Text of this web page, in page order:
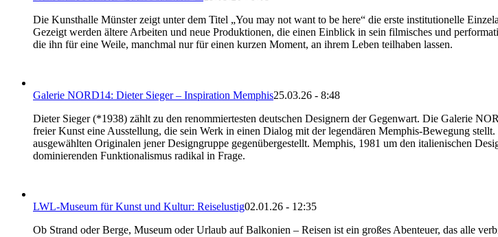
Die Kunsthalle Münster zeigt unter dem Titel „You may not want to be here“ die erste institutionelle
Gezeigt werden ältere Arbeiten und neue Produktionen, die einen Einblick in sein filmisches und
die ihn für eine Weile, manchmal nur für einen kurzen Moment, an ihrem Leben teilhaben lassen.
Galerie NORD14: Dieter Sieger – Inspiration Memphis25.03.26 - 8:48
Dieter Sieger (*1938) zählt zu den renommiertesten deutschen Designern der Gegenwart. Die Galerie
freier Kunst eine Ausstellung, die sein Werk in einen Dialog mit der legendären Memphis-Bewegung
ausgewählten Originalen jener Designgruppe gegenübergestellt. Memphis, 1981 um den italienischen
dominierenden Funktionalismus radikal in Frage.
LWL-Museum für Kunst und Kultur: Reiselustig02.01.26 - 12:35
Ob Strand oder Berge, Museum oder Urlaub auf Balkonien – Reisen ist ein großes Abenteuer, das alle